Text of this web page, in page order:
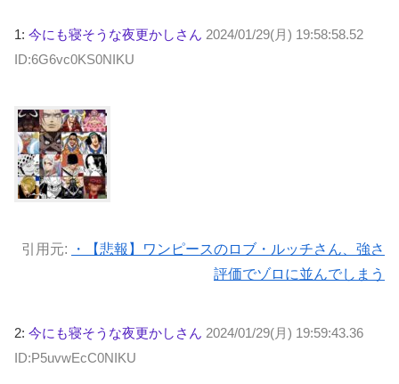
1: 今にも寝そうな夜更かしさん 2024/01/29(月) 19:58:58.52
ID:6G6vc0KS0NIKU
引用元:
・【悲報】ワンピースのロブ・ルッチさん、強さ
評価でゾロに並んでしまう
2: 今にも寝そうな夜更かしさん 2024/01/29(月) 19:59:43.36
ID:P5uvwEcC0NIKU